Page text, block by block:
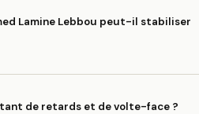
Lamine Lebbou peut-il stabiliser
de retards et de volte-face ?